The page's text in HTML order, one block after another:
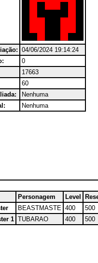
04/06/2024 19:14:24
0
17663
60
Nenhuma
Nenhuma
Personagem Level
BEASTMASTE 400
500
1 TUBARAO 400 500